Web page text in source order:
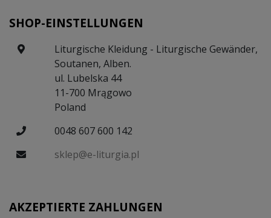
SHOP-EINSTELLUNGEN
Liturgische Kleidung - Liturgische Gewänder,
Soutanen, Alben.
ul. Lubelska 44
11-700 Mrągowo
Poland
0048 607 600 142
sklep@e-liturgia.pl
AKZEPTIERTE ZAHLUNGEN